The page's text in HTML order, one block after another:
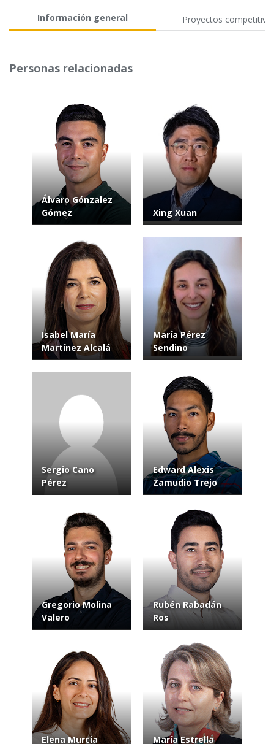
Información general Proyectos
Personas relacionadas
Álvaro Gónzalez
Gómez
Xing Xuan
Isabel María
Martínez Alcalá
María Pérez
Sendino
Sergio Cano
Pérez
Edward Alexis
Zamudio Trejo
Gregorio Molina
Valero
Rubén Rabadán
Ros
Elena Murcia María Estrella